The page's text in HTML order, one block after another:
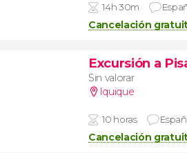
14h 30m
Cancelación
Excursión a
Sin valorar
Iquique
10 horas
Cancelación